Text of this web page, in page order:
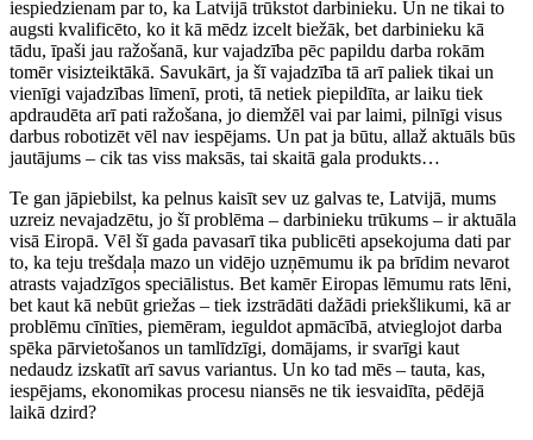
iespiedzienam par to, ka Latvijā trūkstot darbinieku. Un ne tikai to
augsti kvalificēto, ko it kā mēdz izcelt biežāk, bet darbinieku kā
tādu, īpaši jau ražošanā, kur vajadzība pēc papildu darba rokām
tomēr visizteiktākā. Savukārt, ja šī vajadzība tā arī paliek tikai un
vienīgi vajadzības līmenī, proti, tā netiek piepildīta, ar laiku tiek
apdraudēta arī pati ražošana, jo diemžēl vai par laimi, pilnīgi visus
darbus robotizēt vēl nav iespējams. Un pat ja būtu, allaž aktuāls būs
jautājums – cik tas viss maksās, tai skaitā gala produkts…
Te gan jāpiebilst, ka pelnus kaisīt sev uz galvas te, Latvijā, mums
uzreiz nevajadzētu, jo šī problēma – darbinieku trūkums – ir aktuāla
visā Eiropā. Vēl šī gada pavasarī tika publicēti apsekojuma dati par
to, ka teju trešdaļa mazo un vidējo uzņēmumu ik pa brīdim nevarot
atrasts vajadzīgos speciālistus. Bet kamēr Eiropas lēmumu rats lēni,
bet kaut kā nebūt griežas – tiek izstrādāti dažādi priekšlikumi, kā ar
problēmu cīnīties, piemēram, ieguldot apmācībā, atvieglojot darba
spēka pārvietošanos un tamlīdzīgi, domājams, ir svarīgi kaut
nedaudz izskatīt arī savus variantus. Un ko tad mēs – tauta, kas,
iespējams, ekonomikas procesu niansēs ne tik iesvaidīta, pēdējā
laikā dzird?